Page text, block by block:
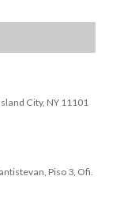
City, NY 11101
Piso 3, Ofi.